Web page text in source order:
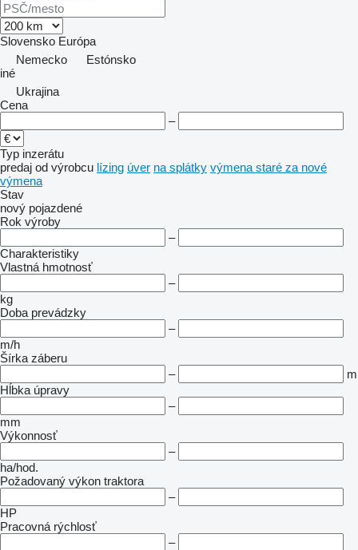
Slovensko Európa
Nemecko
Estónsko
iné
Ukrajina
Cena
–
Typ inzerátu
predaj od výrobcu lízing úver na splátky výmena staré za nové
výmena
Stav
nový pojazdené
Rok výroby
–
Charakteristiky
Vlastná hmotnosť
–
kg
Doba prevádzky
–
m/h
Šírka záberu
–
m
Hĺbka úpravy
–
mm
Výkonnosť
–
ha/hod.
Požadovaný výkon traktora
–
HP
Pracovná rýchlosť
–